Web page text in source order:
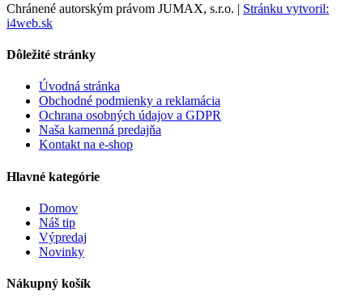
Chránené autorským právom JUMAX, s.r.o. | Stránku vytvoril:
i4web.sk
Dôležité stránky
Úvodná stránka
Obchodné podmienky a reklamácia
Ochrana osobných údajov a GDPR
Naša kamenná predajňa
Kontakt na e-shop
Hlavné kategórie
Domov
Náš tip
Výpredaj
Novinky
Nákupný košík